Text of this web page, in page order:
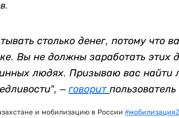
столько денег, потому что
Вы не должны заработать этих
людях. Призываю вас найти
– говорит
и мобилизацию в России